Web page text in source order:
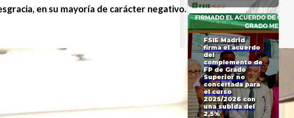
en su mayoría de carácter negativo.
FSIE Madrid
firma el acuerdo
del
complemento de
FP de Grado
Superior no
concertada para
el curso
2025/2026 con
una subida del
2,5%